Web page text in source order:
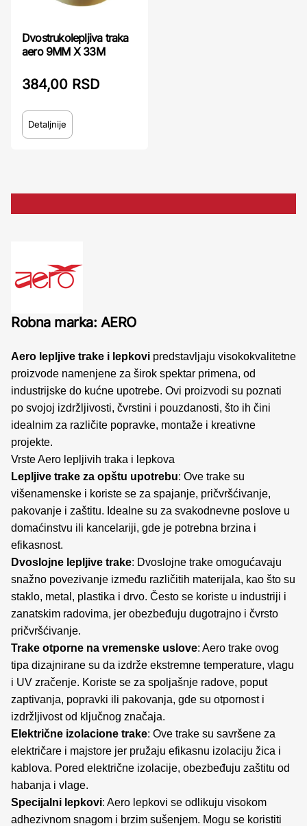
Dvostrukolepljiva traka
aero 9MM X 33M
384,00 RSD
Detaljnije
Robna marka: AERO
Aero lepljive trake i lepkovi predstavljaju visokokvalitetne
proizvode namenjene za širok spektar primena, od
industrijske do kućne upotrebe. Ovi proizvodi su poznati
po svojoj izdržljivosti, čvrstini i pouzdanosti, što ih čini
idealnim za različite popravke, montaže i kreativne
projekte.
Vrste Aero lepljivih traka i lepkova
Lepljive trake za opštu upotrebu: Ove trake su
višenamenske i koriste se za spajanje, pričvršćivanje,
pakovanje i zaštitu. Idealne su za svakodnevne poslove u
domaćinstvu ili kancelariji, gde je potrebna brzina i
efikasnost.
Dvoslojne lepljive trake: Dvoslojne trake omogućavaju
snažno povezivanje između različitih materijala, kao što su
staklo, metal, plastika i drvo. Često se koriste u industriji i
zanatskim radovima, jer obezbeđuju dugotrajno i čvrsto
pričvršćivanje.
Trake otporne na vremenske uslove: Aero trake ovog
tipa dizajnirane su da izdrže ekstremne temperature, vlagu
i UV zračenje. Koriste se za spoljašnje radove, poput
zaptivanja, popravki ili pakovanja, gde su otpornost i
izdržljivost od ključnog značaja.
Električne izolacione trake: Ove trake su savršene za
električare i majstore jer pružaju efikasnu izolaciju žica i
kablova. Pored električne izolacije, obezbeđuju zaštitu od
habanja i vlage.
Specijalni lepkovi: Aero lepkovi se odlikuju visokom
adhezivnom snagom i brzim sušenjem. Mogu se koristiti